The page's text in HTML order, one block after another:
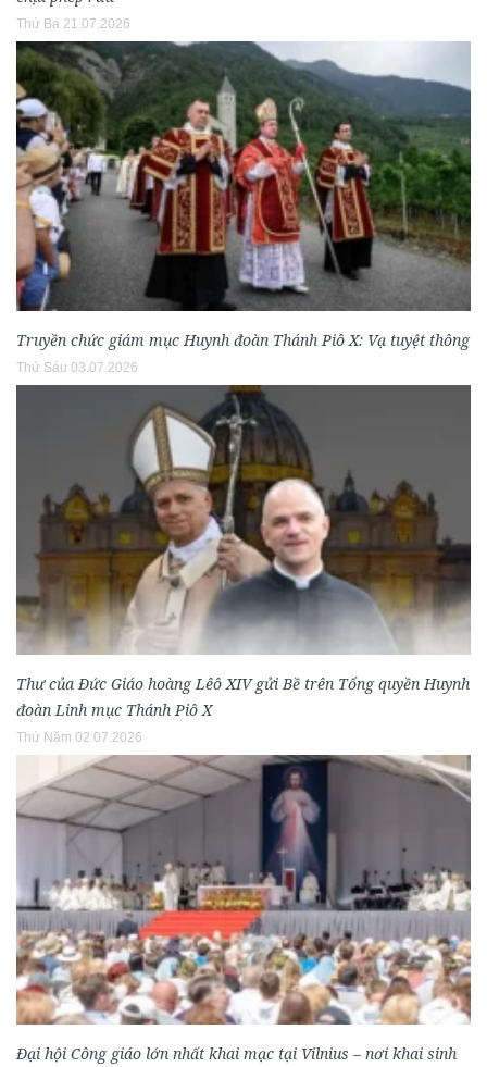
Thứ Ba 21.07.2026
Truyền chức giám mục Huynh đoàn Thánh Piô X: Vạ tuyệt thông
Thứ Sáu 03.07.2026
Thư của Đức Giáo hoàng Lêô XIV gửi Bề trên Tổng quyền Huynh
đoàn Linh mục Thánh Piô X
Thứ Năm 02.07.2026
Đại hội Công giáo lớn nhất khai mạc tại Vilnius – nơi khai sinh